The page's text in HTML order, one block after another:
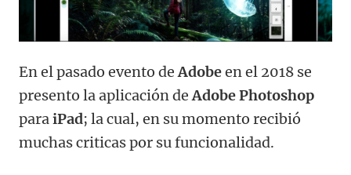
En el pasado evento deAdobeen el 2018 se
presento la aplicación deAdobe Photoshop
paraiPad; la cual, en su momento recibió
muchas criticas por su funcionalidad.